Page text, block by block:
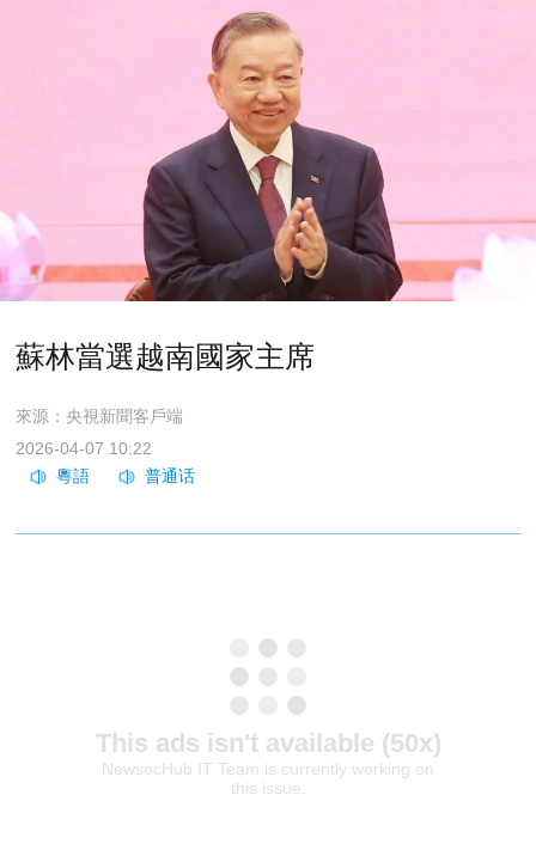
蘇林當選越南國家主席
來源：央視新聞客戶端
2026-04-07 10:22